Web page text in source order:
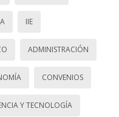
IIE
ADMINISTRACIÓN
CONVENIOS
Y TECNOLOGÍA